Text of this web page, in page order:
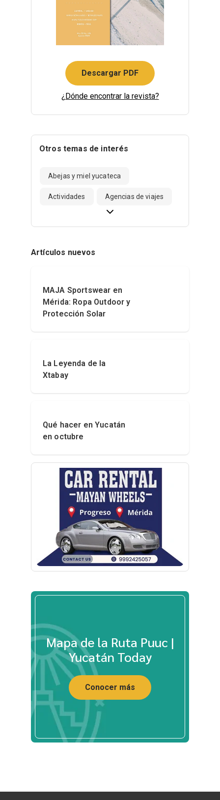
Descargar PDF
¿Dónde encontrar la revista?
Otros temas de interés
Abejas y miel yucateca
Actividades Agencias de viajes
Artículos nuevos
MAJA Sportswear en
Mérida: Ropa Outdoor y
Protección Solar
La Leyenda de la
Xtabay
Qué hacer en Yucatán
en octubre
Mapa de la Ruta Puuc |
Yucatán Today
Conocer más